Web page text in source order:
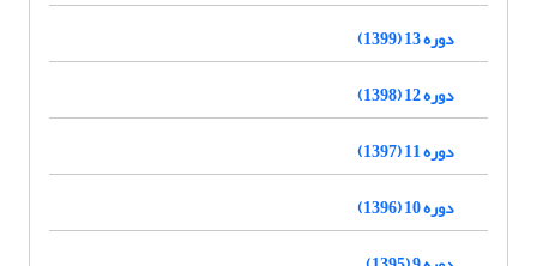
دوره 13 (1399)
دوره 12 (1398)
دوره 11 (1397)
دوره 10 (1396)